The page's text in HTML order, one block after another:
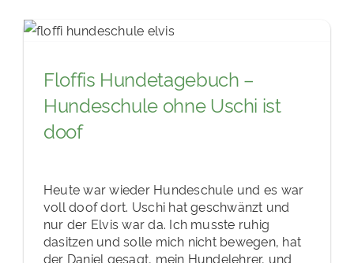
Floffis Hundetagebuch –
Hundeschule ohne Uschi ist
doof
Heute war wieder Hundeschule und es war
voll doof dort. Uschi hat geschwänzt und
nur der Elvis war da. Ich musste ruhig
dasitzen und solle mich nicht bewegen, hat
der Daniel gesagt, mein Hundelehrer, und